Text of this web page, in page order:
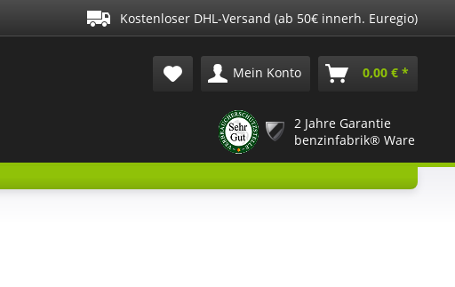
Kostenloser DHL-Versand (ab 50€ innerh. Euregio)
Mein Konto 0,00 € *
2 Jahre Garantie
benzinfabrik® Ware